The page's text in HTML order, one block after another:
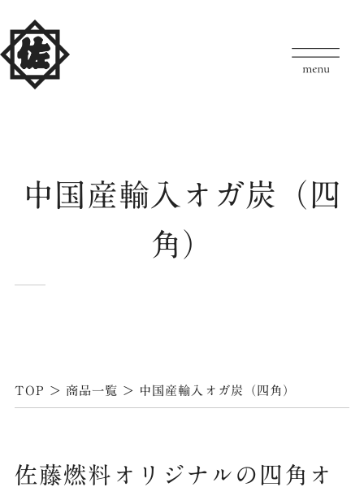
中国産輸入オガ炭（四
角）
TOP > 商品一覧 > 中国産輸入オガ炭（四角）
佐藤燃料オリジナルの四角オ